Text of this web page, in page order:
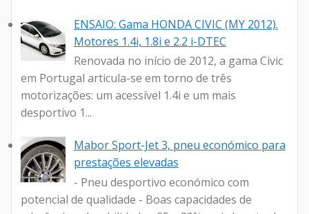
ENSAIO: Gama HONDA CIVIC (MY 2012).
Motores 1.4i, 1.8i e 2.2 i-DTEC
Renovada no início de 2012, a gama Civic
em Portugal articula-se em torno de três
motorizações: um acessível 1.4i e um mais
desportivo 1...
Mabor Sport-Jet 3, pneu económico para
prestações elevadas
- Pneu desportivo económico com
potencial de qualidade - Boas capacidades de